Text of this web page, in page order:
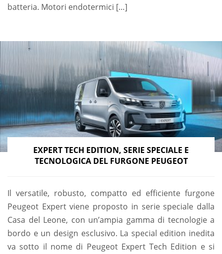
batteria. Motori endotermici […]
EXPERT TECH EDITION, SERIE SPECIALE E
TECNOLOGICA DEL FURGONE PEUGEOT
Il versatile, robusto, compatto ed efficiente furgone
Peugeot Expert viene proposto in serie speciale dalla
Casa del Leone, con un’ampia gamma di tecnologie a
bordo e un design esclusivo. La special edition inedita
va sotto il nome di Peugeot Expert Tech Edition e si